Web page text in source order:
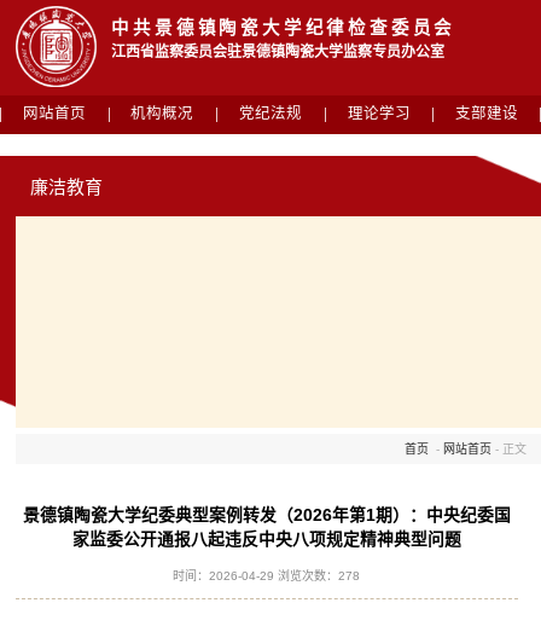
中共景德镇陶瓷大学纪律检查委员会
江西省监察委员会驻景德镇陶瓷大学监察专员办公室
网站首页 机构概况 党纪法规 理论学习 支部建设
廉洁教育
首页 - 网站首页 - 正文
景德镇陶瓷大学纪委典型案例转发（2026年第1期）：中央纪委国
家监委公开通报八起违反中央八项规定精神典型问题
时间：2026-04-29 浏览次数：278